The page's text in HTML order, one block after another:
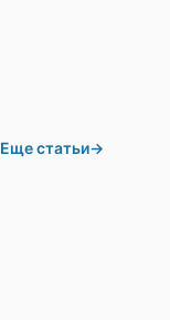
Еще статьи→